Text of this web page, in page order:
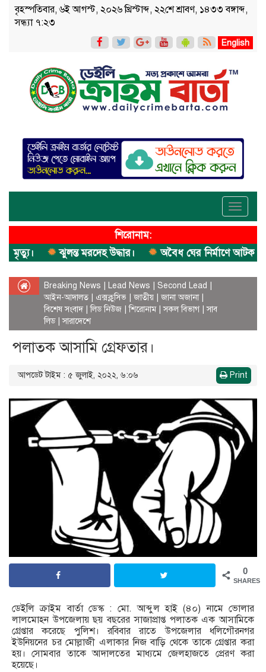
বৃহস্পতিবার, ৬ই আগস্ট, ২০২৬ খ্রিস্টাব্দ, ২২শে শ্রাবণ, ১৪৩৩ বঙ্গাব্দ,
সন্ধ্যা ৭:২৩
English
Toggle
শিরোনাম:
ঝুলন্ত মরদেহ উদ্ধার। অবৈধ ঘের নির্মাণে আটক।
Breaking News Lead News Second Lead
আইন-আদালত
এক্সক্লুসিভ |জাতীয় |জানা অজানা|
বিশেষ সংবাদ|লিড নিউজ |শিরোনাম|সকল বিভাগ|সাব
লিড|সারাদেশে
পলাতক আসামি গ্রেফতার।
আপডেট টাইম : ৫ জুলাই, ২০২২, ৬:০৬ Print
0
SHARES
ডেইলি ক্রাইম বার্তা ডেস্ক : মো. আব্দুল হাই (৪০) নামে ভোলার
লালমোহন উপজেলায় ছয় বছরের সাজাপ্রাপ্ত পলাতক এক আসামিকে
গ্রেপ্তার করেছে পুলিশ। রবিবার রাতে উপজেলার ধলিগৌরনগর
ইউনিয়নের চর মোল্লাজী এলাকার নিজ বাড়ি থেকে তাকে গ্রেপ্তার করা
হয়। সোমবার তাকে আদালতের মাধ্যমে জেলহাজতে প্রেরণ করা
হয়েছে।